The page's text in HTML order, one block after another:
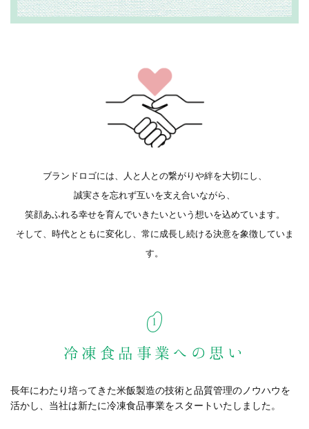
ブランドロゴには、人と人との繋がりや絆を大切にし、
誠実さを忘れず互いを支え合いながら、
笑顔あふれる幸せを育んでいきたいという想いを込めています。
そして、時代とともに変化し、常に成長し続ける決意を象徴していま
す。
冷凍食品事業への思い
長年にわたり培ってきた米飯製造の技術と品質管理のノウハウを
活かし、当社は新たに冷凍食品事業をスタートいたしました。